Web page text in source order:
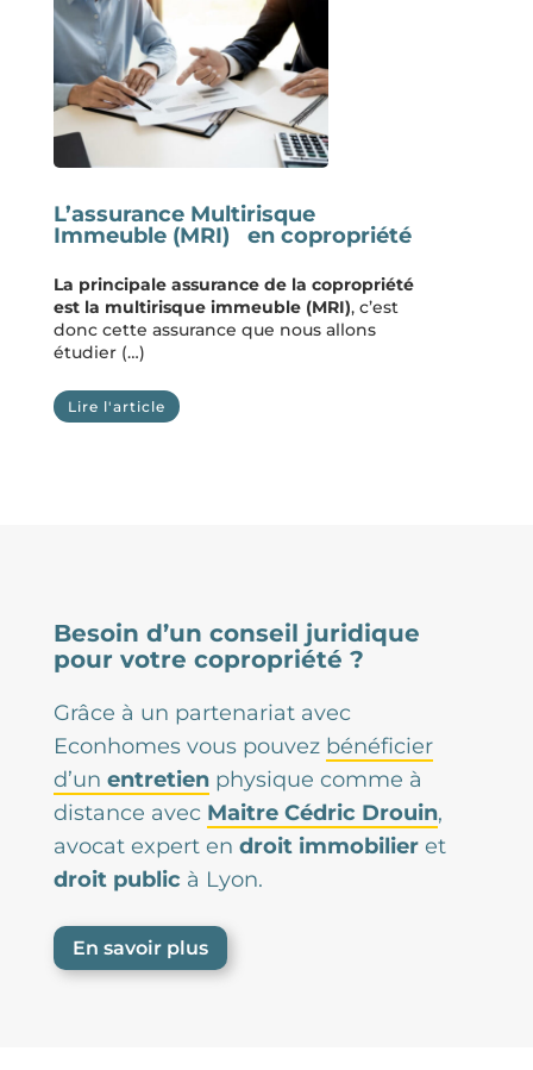
L’assurance Multirisque
Immeuble (MRI) en copropriété
La principale assurance de la copropriété
est la multirisque immeuble (MRI), c’est
donc cette assurance que nous allons
étudier (…)
Lire l'article
Besoin d’un conseil juridique
pour votre copropriété ?
Grâce à un partenariat avec
Econhomes vous pouvez bénéficier
d’un entretienphysique comme à
distance avec Maitre Cédric Drouin,
avocat expert en droit immobilieret
droit public à Lyon.
En savoir plus